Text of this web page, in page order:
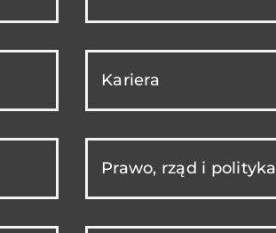
Kariera
Prawo, rząd i polityka